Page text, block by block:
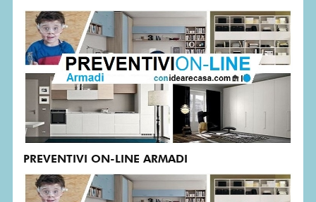
PREVENTIVI ON-LINE ARMADI